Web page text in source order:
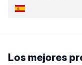
Los mejores